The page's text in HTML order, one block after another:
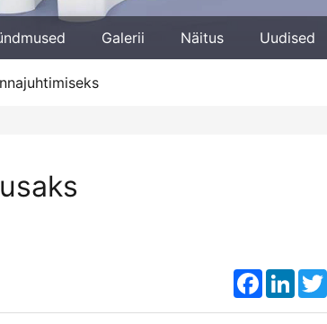
Galerii Näitus Uudised